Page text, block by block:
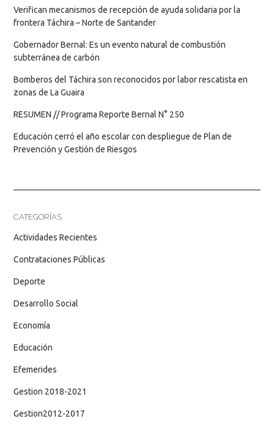
Verifican mecanismos de recepción de ayuda solidaria por la
frontera Táchira – Norte de Santander
Gobernador Bernal: Es un evento natural de combustión
subterránea de carbón
Bomberos del Táchira son reconocidos por labor rescatista en
zonas de La Guaira
RESUMEN // Programa Reporte Bernal N° 250
Educación cerró el año escolar con despliegue de Plan de
Prevención y Gestión de Riesgos
CATEGORÍAS
Actividades Recientes
Contrataciones Públicas
Deporte
Desarrollo Social
Economía
Educación
Efemerides
Gestion 2018-2021
Gestion2012-2017